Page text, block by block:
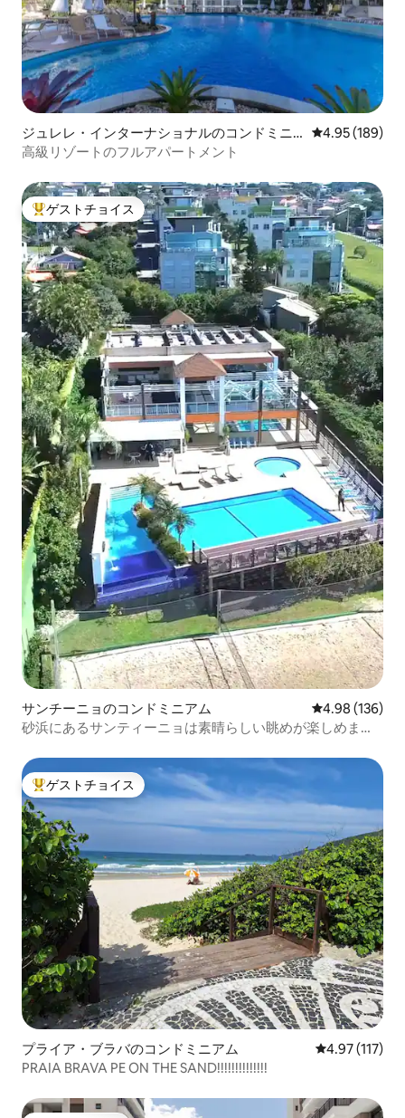
ジュレレ・インターナショナルのコンドミニ
アム
レビュー189
4.95 (189)
高級リゾートのフルアパートメント
大好評のゲストチョイスです。
ゲストチョイス
サンチーニョのコンドミニアム レビュー136
4.98 (136)
砂浜にあるサンティーニョは素晴らしい眺めが楽しめま
大好評のゲストチョイスです。
ゲストチョイス
プライア・ブラバのコンドミニアム レビュー117
4.97 (117)
PRAIA BRAVA PE ON THE SAND!!!!!!!!!!!!!!